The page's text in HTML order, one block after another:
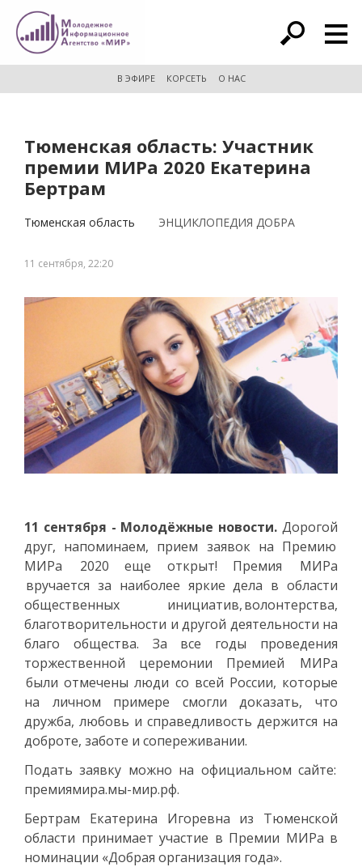
расширенный поиск
В ЭФИРЕ КОРСЕТЬ О НАС
Тюменская область: Участник
премии МИРа 2020 Екатерина
Бертрам
Тюменская область ЭНЦИКЛОПЕДИЯ ДОБРА
11 сентября, 22:20
11 сентября - Молодёжные новости. Дорогой
друг, напоминаем, прием заявок на Премию
МИРа 2020 еще открыт! Премия МИРа
вручается за наиболее яркие дела в области
общественных инициатив, волонтерства,
благотворительности и другой деятельности на
благо общества. За все годы проведения
торжественной церемонии Премией МИРа
были отмечены люди со всей России, которые
на личном примере смогли доказать, что
дружба, любовь и справедливость держится на
доброте, заботе и сопереживании.
Подать заявку можно на официальном сайте:
премиямира.мы-мир.рф.
Бертрам Екатерина Игоревна из Тюменской
области принимает участие в Премии МИРа в
номинации «Добрая организация года».